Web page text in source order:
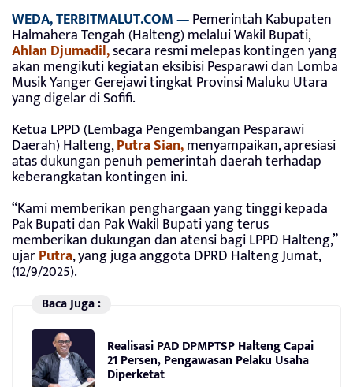
WEDA, TERBITMALUT.COM —Pemerintah Kabupaten
Halmahera Tengah (Halteng) melalui Wakil Bupati,
Ahlan Djumadil,secara resmi melepas kontingen yang
akan mengikuti kegiatan eksibisi Pesparawi dan Lomba
Musik Yanger Gerejawi tingkat Provinsi Maluku Utara
yang digelar di Sofifi.
Ketua LPPD (Lembaga Pengembangan Pesparawi
Daerah) Halteng,Putra Sian,menyampaikan, apresiasi
atas dukungan penuh pemerintah daerah terhadap
keberangkatan kontingen ini.
“Kami memberikan penghargaan yang tinggi kepada
Pak Bupati dan Pak Wakil Bupati yang terus
memberikan dukungan dan atensi bagi LPPD Halteng,”
ujarPutra, yang juga anggota DPRD Halteng Jumat,
(12/9/2025).
Baca Juga :
Realisasi PAD DPMPTSP Halteng Capai
21 Persen, Pengawasan Pelaku Usaha
Diperketat